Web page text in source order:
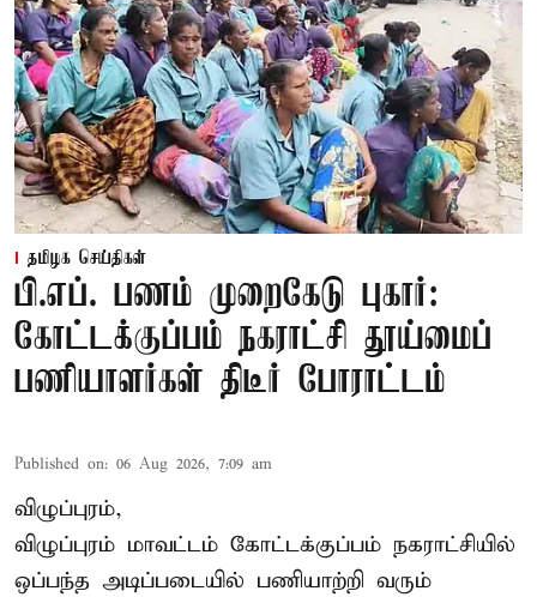
தமிழக செய்திகள்
பி.எப். பணம் முறைகேடு புகார்:
கோட்டக்குப்பம் நகராட்சி தூய்மைப்
பணியாளர்கள் திடீர் போராட்டம்
Published on: 06 Aug 2026, 7:09 am
விழுப்புரம்,
விழுப்புரம் மாவட்டம் கோட்டக்குப்பம் நகராட்சியில்
ஒப்பந்த அடிப்படையில் பணியாற்றி வரும்